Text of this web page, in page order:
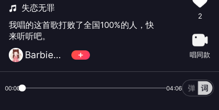
失恋无罪
我唱的这首歌打败了全国100%的人，快
来听听吧。
Barbie～Bubles糖朶朶
2
唱同款
00:00 04:06